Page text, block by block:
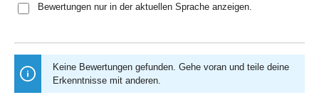
Bewertungen nur in der aktuellen Sprache anzeigen.
Keine Bewertungen gefunden. Gehe voran und teile deine
Erkenntnisse mit anderen.